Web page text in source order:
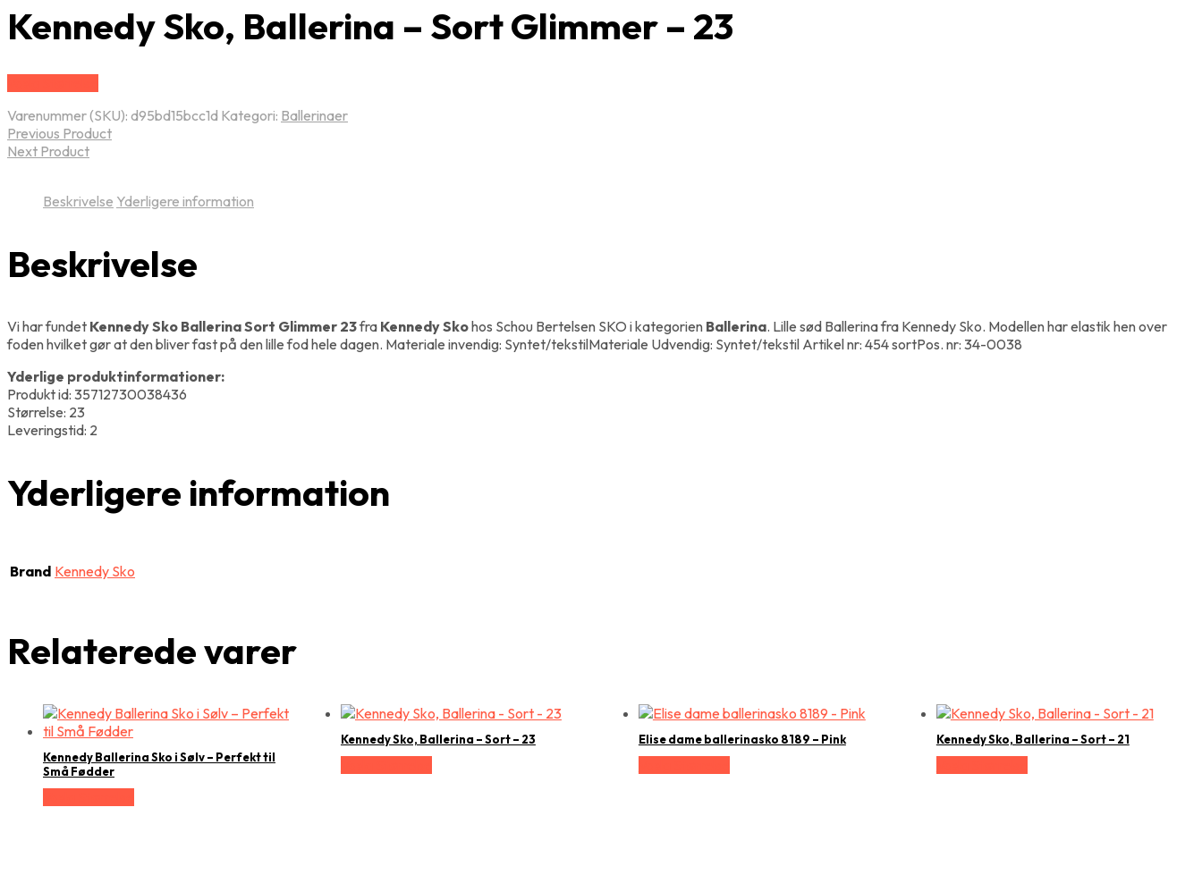
Kennedy Sko, Ballerina – Sort Glimmer – 23
Varenummer (SKU): d95bd15bcc1d Kategori: Ballerinaer
Previous Product
Next Product
Beskrivelse Yderligere information
Beskrivelse
Vi har fundet Kennedy Sko Ballerina Sort Glimmer 23fra Kennedy Skohos Schou Bertelsen SKO i kategorien Ballerina. Lille sød Ballerina fra Kennedy Sko. Modellen har elastik hen over
foden hvilket gør at den bliver fast på den lille fod hele dagen. Materiale invendig: Syntet/tekstilMateriale Udvendig: Syntet/tekstil Artikel nr: 454 sortPos. nr: 34-0038
Yderlige produktinformationer:
Produkt id: 35712730038436
Størrelse: 23
Leveringstid: 2
Yderligere information
Brand Kennedy Sko
Relaterede varer
Kennedy Ballerina Sko i Sølv – Perfekt til
Små Fødder
Kennedy Sko, Ballerina – Sort – 23 Elise dame ballerinasko 8189 – Pink Kennedy Sko, Ballerina – Sort – 21